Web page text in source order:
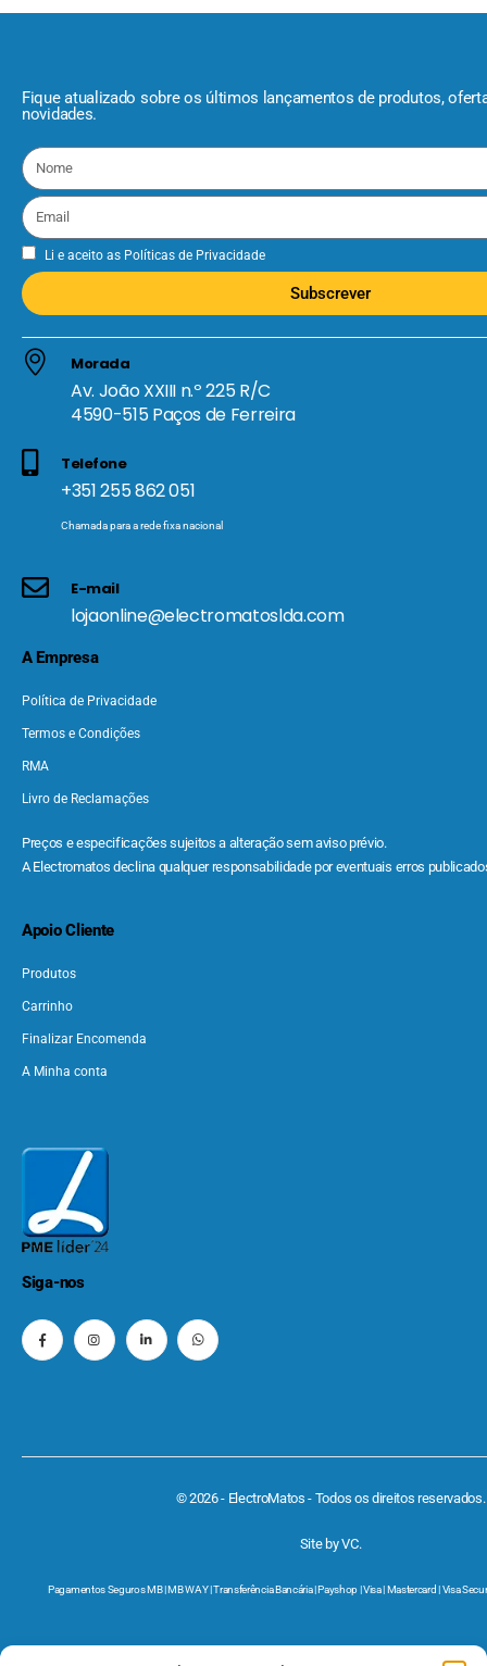
Fique atualizado sobre os últimos lançamentos de produtos,
novidades.
Li e aceito as Políticas de Privacidade
Subscrever
Morada
Av. João XXIII n.º 225 R/C
4590-515 Paços de Ferreira
Telefone
+351 255 862 051
Chamada para a rede fixa nacional
E-mail
lojaonline@electromatoslda.com
A Empresa
Política de Privacidade
Termos e Condições
RMA
Livro de Reclamações
Preços e especificações sujeitos a alteração sem aviso prévio.
A Electromatos declina qualquer responsabilidade por eventuais erros
Apoio Cliente
Produtos
Carrinho
Finalizar Encomenda
A Minha conta
Siga-nos
© 2026 - ElectroMatos - Todos os direitos reservados.
Site by VC.
Pagamentos Seguros MB | MB WAY | Transferência Bancária | Payshop | Visa | Mastercard | Visa